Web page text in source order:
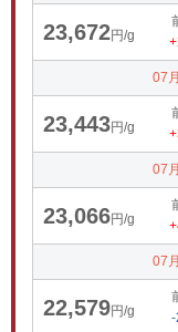
23,672円/g
07
23,443円/g
07
23,066円/g
07
22,579円/g
-